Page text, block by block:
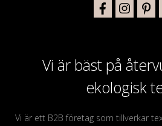
Vi är bäst på
ekologisk
Vi är ett B2B företag som tillverkar